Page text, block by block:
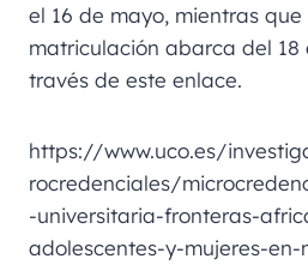
el 16 de mayo, mientras
matriculación abarca del 18
través de este enlace.
https://www.uco.es/
rocredenciales/
-universitaria-fronteras-
adolescentes-y-mujeres-